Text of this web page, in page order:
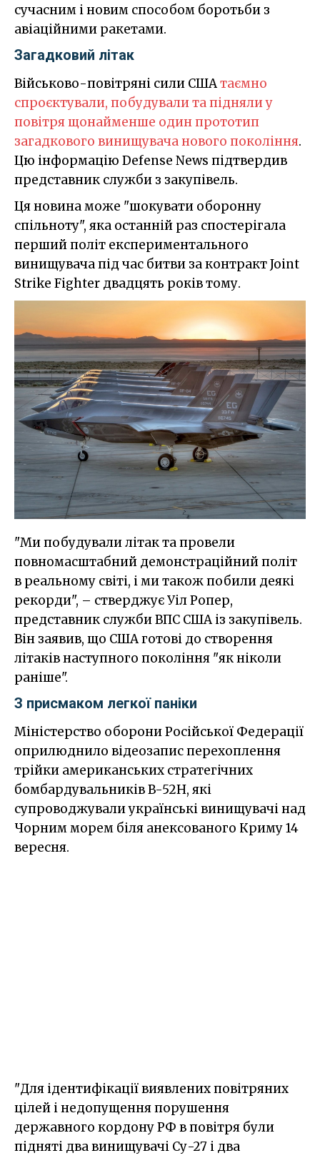
сучасним і новим способом боротьби з
авіаційними ракетами.
Загадковий літак
Військово-повітряні сили СШАтаємно
спроєктували, побудували та підняли у
повітря щонайменше один прототип
загадкового винищувача нового покоління.
Цю інформацію Defense News підтвердив
представник служби з закупівель.
Ця новина може "шокувати оборонну
спільноту", яка останній раз спостерігала
перший політ експериментального
винищувача під час битви за контракт Joint
Strike Fighter двадцять років тому.
"Ми побудували літак та провели
повномасштабний демонстраційний політ
в реальному світі, і ми також побили деякі
рекорди", – стверджує Уіл Ропер,
представник служби ВПС США із закупівель.
Він заявив, що США готові до створення
літаків наступного покоління "як ніколи
раніше".
З присмаком легкої паніки
Міністерство оборони Російської Федерації
оприлюднило відеозапис перехоплення
трійки американських стратегічних
бомбардувальників B-52H, які
супроводжували українські винищувачі над
Чорним морем біля анексованого Криму 14
вересня.
"Для ідентифікації виявлених повітряних
цілей і недопущення порушення
державного кордону РФ в повітря були
підняті два винищувачі Су-27 і два